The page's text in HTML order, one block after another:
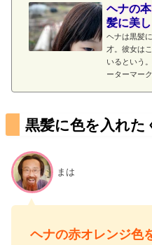
ヘナの
髪に美
ヘナは黒髪
才。彼女は
いるという
ーターマー
黒髪に色を入れ
まは
ヘナの赤オレンジ色